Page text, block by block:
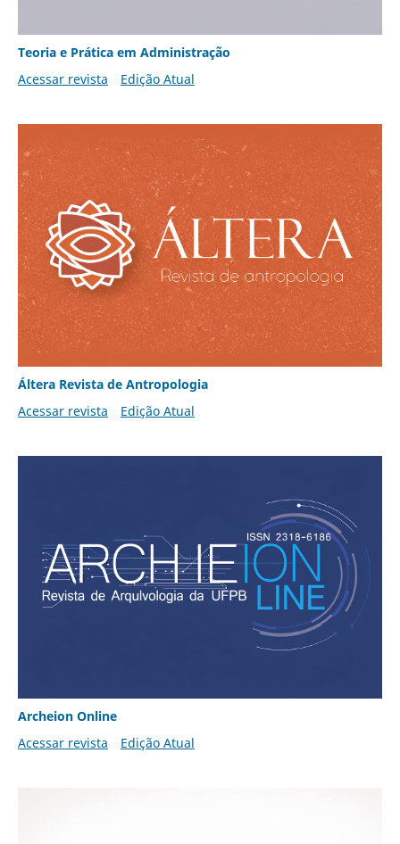
Teoria e Prática em Administração
Acessar revista
Edição Atual
Áltera Revista de Antropologia
Acessar revista
Edição Atual
Archeion Online
Acessar revista
Edição Atual